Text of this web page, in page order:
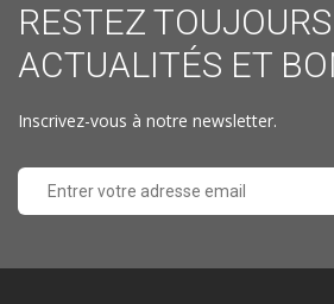
RESTEZ
ACTUALITÉS ET
Inscrivez-vous à notre newsletter.